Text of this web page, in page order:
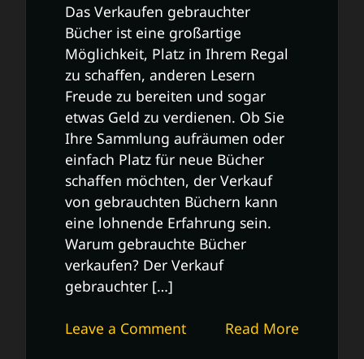
Das Verkaufen gebrauchter
Bücher ist eine großartige
Möglichkeit, Platz in Ihrem Regal
zu schaffen, anderen Lesern
Freude zu bereiten und sogar
etwas Geld zu verdienen. Ob Sie
Ihre Sammlung aufräumen oder
einfach Platz für neue Bücher
schaffen möchten, der Verkauf
von gebrauchten Büchern kann
eine lohnende Erfahrung sein.
Warum gebrauchte Bücher
verkaufen? Der Verkauf
gebrauchter […]
Read More
Leave a Commenton